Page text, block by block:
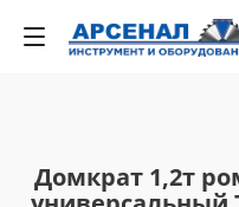
Домкрат 1,2т